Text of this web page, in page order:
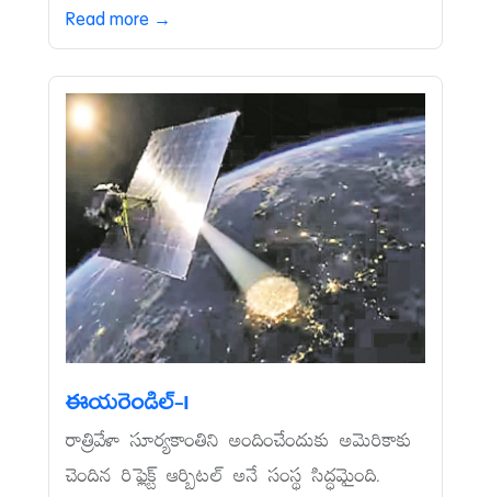
Read more →
ఈయరెండిల్‌-1
రాత్రివేళా సూర్యకాంతిని అందించేందుకు అమెరికాకు
చెందిన రిఫ్లెక్ట్‌ ఆర్బిటల్‌ అనే సంస్థ సిద్ధమైంది.